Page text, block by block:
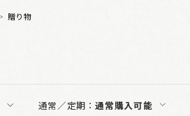
贈り物
通常／定期：通常購入可能